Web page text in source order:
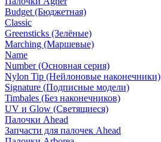
Budget (Бюджетная)
Classic
Greensticks (Зелёные)
Marching (Маршевые)
Name
Number (Основная серия)
Nylon Tip (Нейлоновые наконечники)
Signature (Подписные модели)
Timbales (Без наконечников)
UV и Glow (Светящиеся)
Палочки Ahead
Запчасти для палочек Ahead